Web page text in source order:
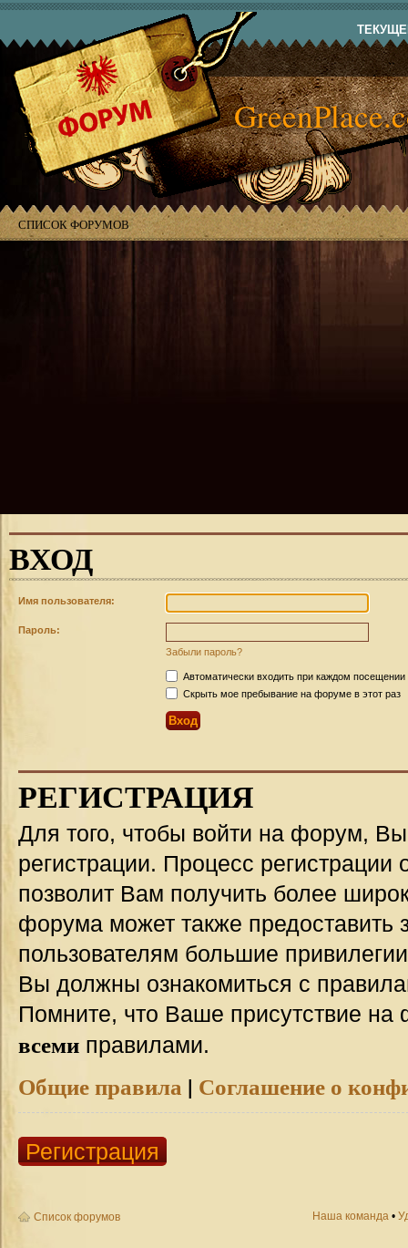
СПИСОК ФОРУМОВ
ВХОД
Имя пользователя:
Пароль:
Забыли пароль?
Автоматически входить при каждом посещении
Скрыть мое пребывание на форуме в этот раз
РЕГИСТРАЦИЯ
Для того, чтобы войти на форум,
регистрации. Процесс регистрации
позволит Вам получить более
форума может также предоставить
пользователям большие
Вы должны ознакомиться с
Помните, что Ваше присутствие на
всеми правилами.
Общие правила | Соглашение о
Регистрация
Список форумов Наша команда •